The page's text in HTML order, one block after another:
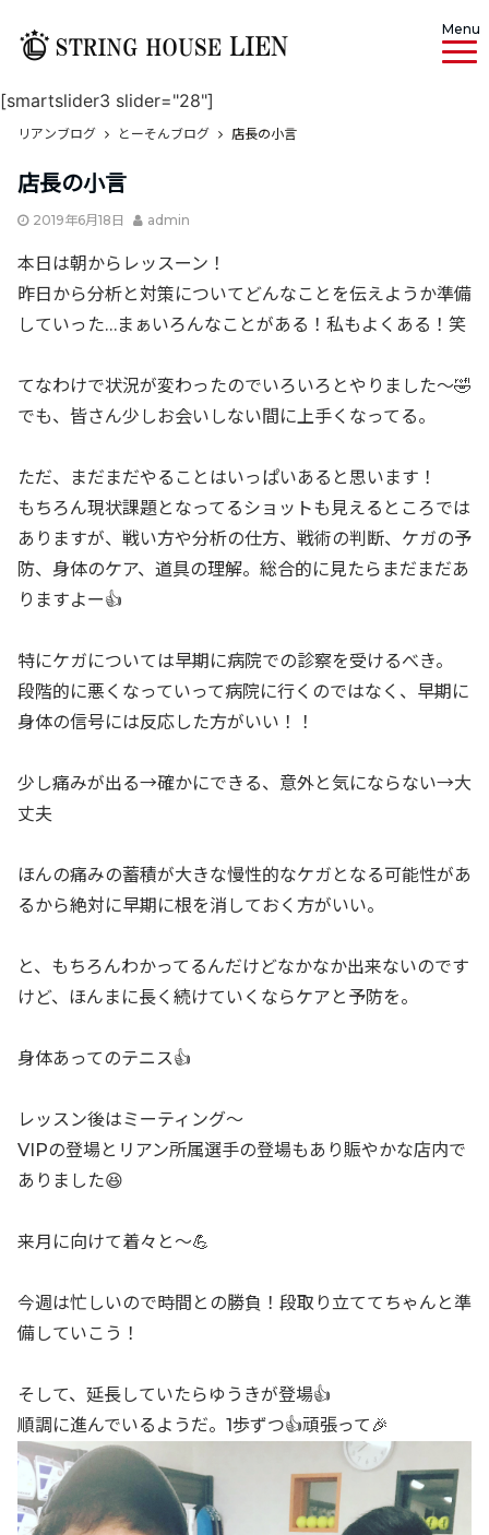
Menu
[smartslider3 slider="28"]
リアンブログ とーそんブログ 店長の小言
店長の小言
2019年6月18日 admin
本日は朝からレッスーン！
昨日から分析と対策についてどんなことを伝えようか準備
していった…まぁいろんなことがある！私もよくある！笑
てなわけで状況が変わったのでいろいろとやりました〜🤣
でも、皆さん少しお会いしない間に上手くなってる。
ただ、まだまだやることはいっぱいあると思います！
もちろん現状課題となってるショットも見えるところでは
ありますが、戦い方や分析の仕方、戦術の判断、ケガの予
防、身体のケア、道具の理解。総合的に見たらまだまだあ
りますよー👍
特にケガについては早期に病院での診察を受けるべき。
段階的に悪くなっていって病院に行くのではなく、早期に
身体の信号には反応した方がいい！！
少し痛みが出る→確かにできる、意外と気にならない→大
丈夫
ほんの痛みの蓄積が大きな慢性的なケガとなる可能性があ
るから絶対に早期に根を消しておく方がいい。
と、もちろんわかってるんだけどなかなか出来ないのです
けど、ほんまに長く続けていくならケアと予防を。
身体あってのテニス👍
レッスン後はミーティング〜
VIPの登場とリアン所属選手の登場もあり賑やかな店内で
ありました😆
来月に向けて着々と〜💪
今週は忙しいので時間との勝負！段取り立ててちゃんと準
備していこう！
そして、延長していたらゆうきが登場👍
順調に進んでいるようだ。1歩ずつ👍頑張って🎉